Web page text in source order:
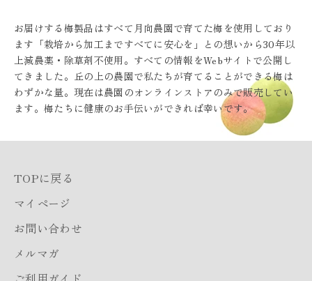
お届けする梅製品はすべて月向農園で育てた梅を使用しており
ます「栽培から加工まですべてに安心を」との想いから30年以
上減農薬・除草剤不使用。すべての情報をWebサイトで公開し
てきました。丘の上の農園で私たちが育てることができる梅は
わずかな量。現在は農園のオンラインストアのみで販売してい
ます。梅たちに健康のお手伝いができれば幸いです。
TOPに戻る
マイページ
お問い合わせ
メルマガ